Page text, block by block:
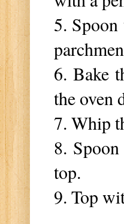
5.
6. Bake
the oven
7. Whip
8.
top.
9. Top